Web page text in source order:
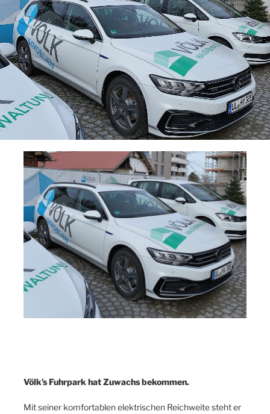
Völk’s Fuhrpark hat Zuwachs bekommen.
Mit seiner komfortablen elektrischen Reichweite steht er